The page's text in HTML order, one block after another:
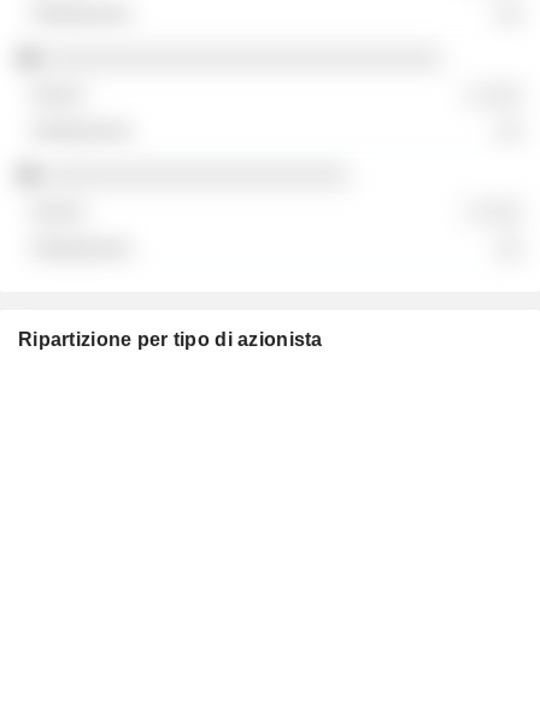
Ripartizione per tipo di azionista